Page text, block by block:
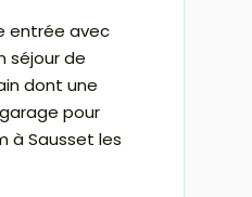
entrée avec
séjour de
dont une
pour
à Sausset les